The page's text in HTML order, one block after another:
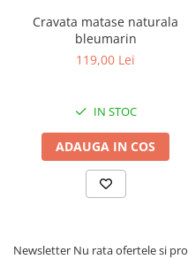
Cravata matase naturala
bleumarin
119,00 Lei
IN STOC
ADAUGA IN COS
Newsletter Nu rata ofertele si